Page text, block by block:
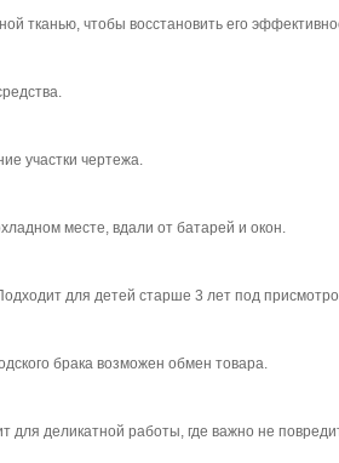
тканью, чтобы восстановить его
участки чертежа.
месте, вдали от батарей и окон.
для детей старше 3 лет под
брака возможен обмен товара.
деликатной работы, где важно не